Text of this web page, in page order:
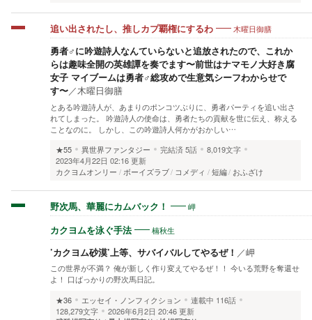
追い出されたし、推しカプ覇権にするわ 木曜日御膳
勇者♂に吟遊詩人なんていらないと追放されたので、これか
らは趣味全開の英雄譚を奏でます〜前世はナマモノ大好き腐
女子 マイブームは勇者♂総攻めで生意気シーフわからせで
す〜／木曜日御膳
とある吟遊詩人が、あまりのポンコツぶりに、勇者パーティを追い出さ
れてしまった。 吟遊詩人の使命は、勇者たちの貢献を世に伝え、称える
ことなのに。 しかし、この吟遊詩人何かがおかしい…
★55
異世界ファンタジー 完結済5話
8,019文字
2023年4月22日 02:16 更新
カクヨムオンリー
ボーイズラブ コメディ 短編 おふざけ
野次馬、華麗にカムバック！ 岬
カクヨムを泳ぐ手法 楠秋生
’カクヨム砂漠’上等、サバイバルしてやるぜ！ ／岬
この世界が不満？ 俺が新しく作り変えてやるぜ！！ 今いる荒野を奪還せ
よ！ 口ばっかりの野次馬日記。
★36
エッセイ・ノンフィクション 連載中 116話
128,279文字
2026年6月2日 20:46 更新